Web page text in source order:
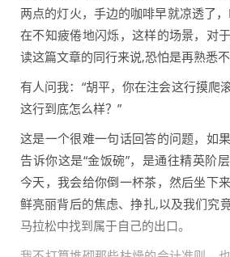
两点的灯火，手边的咖啡早就凉透了
在不知疲倦地闪烁，这样的场景，对
读这篇文章的同行来说,恐怕是再熟悉不
有人问我：“胡平，你在注会这行摸爬
这行到底怎么样？”
这是一个很难一句话回答的问题，如
告诉你这是“金饭碗”，是通往精英阶
今天，我会给你倒一杯茶，然后坐下
鲜亮丽背后的焦虑、挣扎,以及我们究
马拉松中找到属于自己的出口。